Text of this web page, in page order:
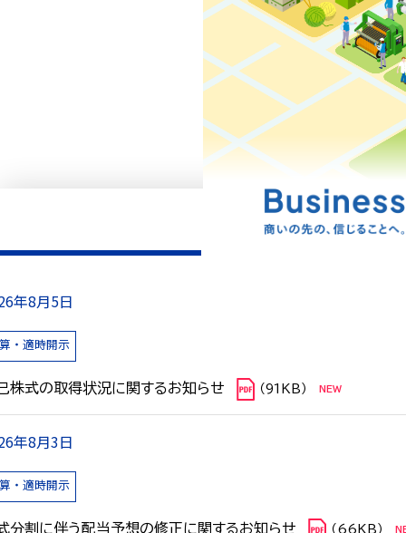
年8月5日
・適時開示
株式の取得状況に関するお知らせ （91KB）
年8月3日
・適時開示
分割に伴う配当予想の修正に関するお知らせ （66KB）